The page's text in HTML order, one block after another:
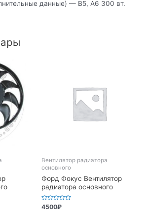
данные) — В5, А6 300 вт.
Вентилятор радиатора
основного
Форд Фокус Вентилятор
радиатора основного
Оценка
4500₽